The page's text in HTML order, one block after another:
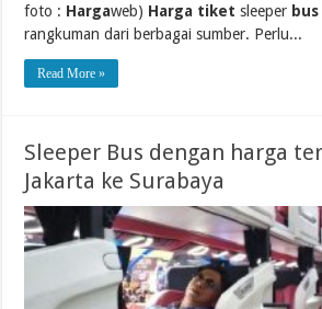
foto : Hargaweb) Harga tiket sleeper bus
rangkuman dari berbagai sumber. Perlu...
Read More »
Sleeper Bus dengan harga
Jakarta ke Surabaya